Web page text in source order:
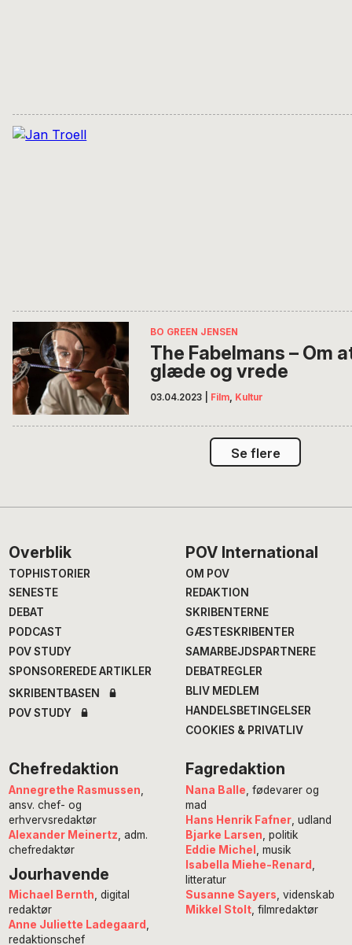
BO GREEN JENSEN
The Fabelmans – Om
glæde og vrede
03.04.2023 Film, Kultur
Se flere
Footer
Overblik
TOPHISTORIER
SENESTE
DEBAT
PODCAST
POV STUDY
SPONSOREREDE ARTIKLER
SKRIBENTBASEN
POV STUDY
POV International
OM POV
REDAKTION
SKRIBENTERNE
GÆSTESKRIBENTER
SAMARBEJDSPARTNERE
DEBATREGLER
BLIV MEDLEM
HANDELSBETINGELSER
COOKIES & PRIVATLIV
Chefredaktion
Annegrethe Rasmussen
ansv. chef- og
erhvervsredaktør
Alexander Meinertz , adm.
chefredaktør
Jourhavende
Michael Bernth, digital
redaktør
Anne Juliette Ladegaard ,
redaktionschef
Fagredaktion
Nana Balle , fødevarer og
mad
Hans Henrik Fafner, udland
Bjarke Larsen , politik
Eddie Michel
, musik
Isabella Miehe-Renard
litteratur
Susanne Sayers , videnskab
Mikkel Stolt, filmredaktør